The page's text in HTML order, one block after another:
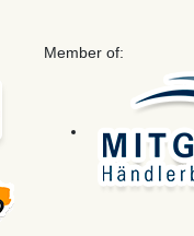
Member of: